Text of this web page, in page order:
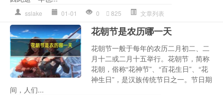
sslake 01-01 0 825 文章列表
花朝节是农历哪一天
花朝节一般于每年的农历二月初二、二
月十二或二月十五举行。花朝节，简称
花朝，俗称“花神节”、“百花生日”、“花
神生日”，是汉族传统节日之一。节日期
间，人们...